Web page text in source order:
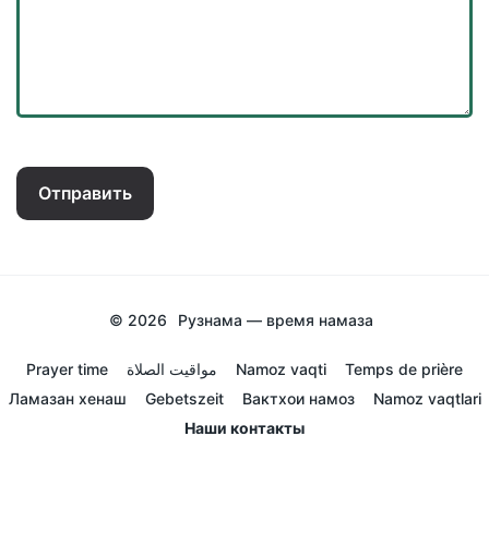
Отправить
© 2026 Рузнама — время намаза
Prayer time مواقيت الصلاة Namoz vaqti
Temps de prière
Ламазан хенаш
Gebetszeit Вактхои намоз
Namoz vaqtlari
Наши контакты